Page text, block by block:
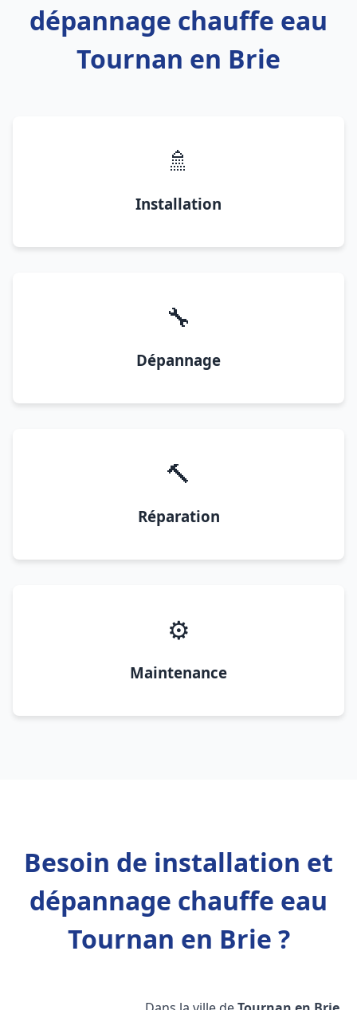
dépannage chauffe eau
Tournan en Brie
🚿
Installation
🔧
Dépannage
🔨
Réparation
⚙️
Maintenance
Besoin de installation et
dépannage chauffe eau
Tournan en Brie ?